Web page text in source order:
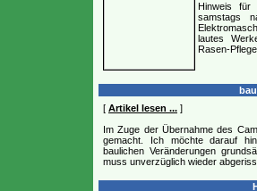
Hinweis für
samstags
lautes
Rasen-
[ Artikel lesen ... ]
Im Zuge der Übernahme des
gemacht. Ich möchte darauf
baulichen Veränderungen
muss unverzüglich wieder